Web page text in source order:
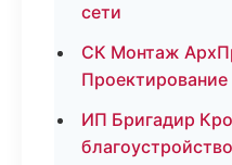
сети
СК Монтаж
ИП Бригадир
благоустройство